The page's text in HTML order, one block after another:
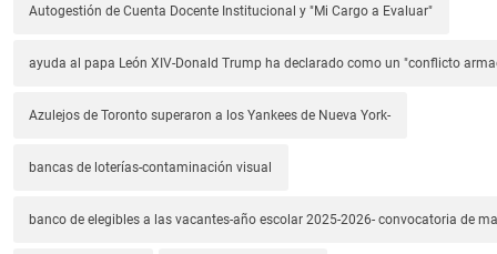
Autogestión de Cuenta Docente Institucional y "Mi Cargo a Evaluar"
ayuda al papa León XIV-Donald Trump ha declarado como un "conflicto
Azulejos de Toronto superaron a los Yankees de Nueva York-
bancas de loterías-contaminación visual
banco de elegibles a las vacantes-año escolar 2025-2026- convocatoria de